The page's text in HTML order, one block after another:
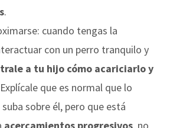
.
cuando tengas la
con un perro tranquilo y
a tu hijo cómo acariciarlo y
que es normal que lo
sobre él, pero que está
acercamientos progresivos , no